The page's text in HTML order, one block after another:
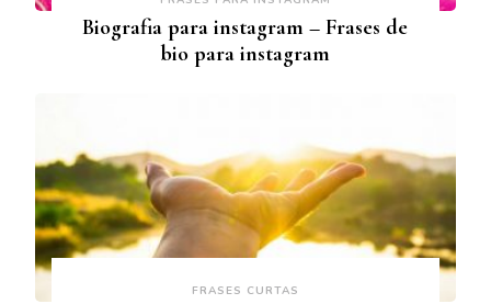
Biografia para instagram – Frases de
bio para instagram
FRASES CURTAS